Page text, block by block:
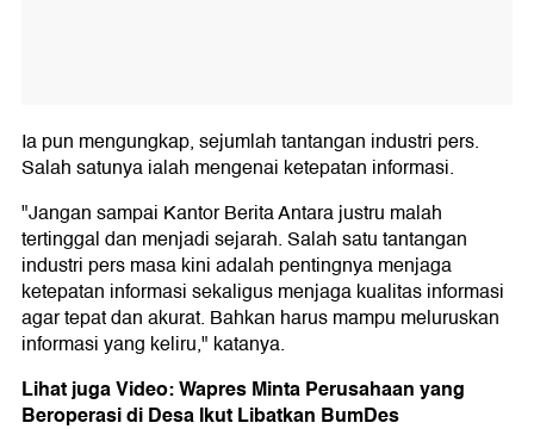
Ia pun mengungkap, sejumlah tantangan industri pers.
Salah satunya ialah mengenai ketepatan informasi.
"Jangan sampai Kantor Berita Antara justru malah
tertinggal dan menjadi sejarah. Salah satu tantangan
industri pers masa kini adalah pentingnya menjaga
ketepatan informasi sekaligus menjaga kualitas informasi
agar tepat dan akurat. Bahkan harus mampu meluruskan
informasi yang keliru," katanya.
Lihat juga Video: Wapres Minta Perusahaan yang
Beroperasi di Desa Ikut Libatkan BumDes